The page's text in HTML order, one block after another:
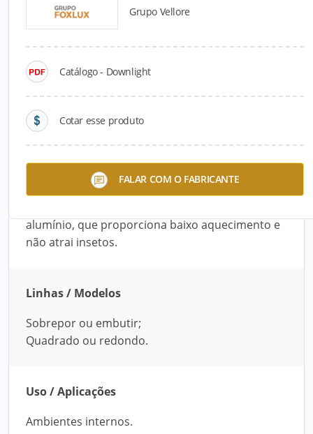
Grupo Vellore
Catálogo - Downlight
Cotar esse produto
FALAR COM O FABRICANTE
Detalhes do produto
O Downlight é um painel de LED, disponível nos
necessitam de iluminação dirigida por longo
período de uso. Possui drive incluso e bivolt
alumínio, que proporciona baixo aquecimento e
não atrai insetos.
Linhas / Modelos
Sobrepor ou embutir;
Quadrado ou redondo.
Uso / Aplicações
Ambientes internos.